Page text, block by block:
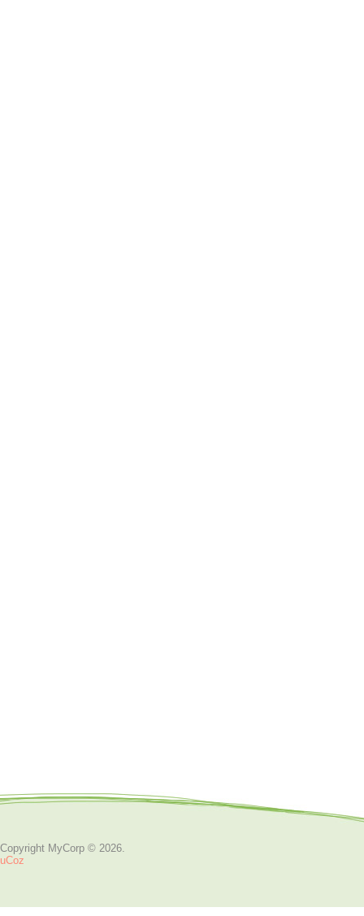
Copyright MyCorp © 2026.
uCoz